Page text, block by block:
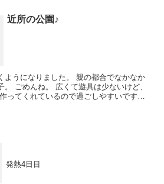
近所の公園♪
ました。 親の都合でなかなか
ど、
ってくれているので過ごしやすいです。
発熱4日目